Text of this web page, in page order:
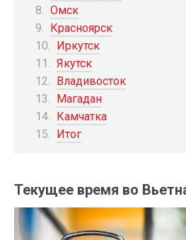
Омск
Красноярск
Иркутск
Якутск
Владивосток
Магадан
Камчатка
Итог
Текущее время во